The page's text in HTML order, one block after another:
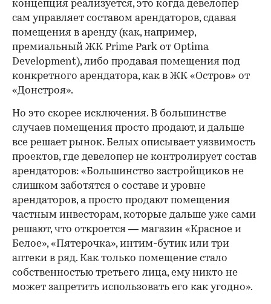
концепция реализуется, это когда девелопер
сам управляет составом арендаторов, сдавая
помещения в аренду (как, например,
премиальный ЖК Prime Park от Optima
Development), либо продавая помещения под
конкретного арендатора, как в ЖК «Остров» от
«Донстроя».
Но это скорее исключения. В большинстве
случаев помещения просто продают, и дальше
все решает рынок. Белых описывает уязвимость
проектов, где девелопер не контролирует состав
арендаторов: «Большинство застройщиков не
слишком заботятся о составе и уровне
арендаторов, а просто продают помещения
частным инвесторам, которые дальше уже сами
решают, что откроется — магазин «Красное и
Белое», «Пятерочка», интим-бутик или три
аптеки в ряд. Как только помещение стало
собственностью третьего лица, ему никто не
может запретить использовать его как угодно».